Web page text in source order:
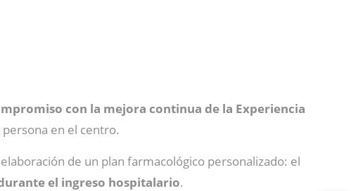
con la mejora continua de la Experiencia
en el centro.
de un plan farmacológico personalizado: el
el ingreso hospitalario.